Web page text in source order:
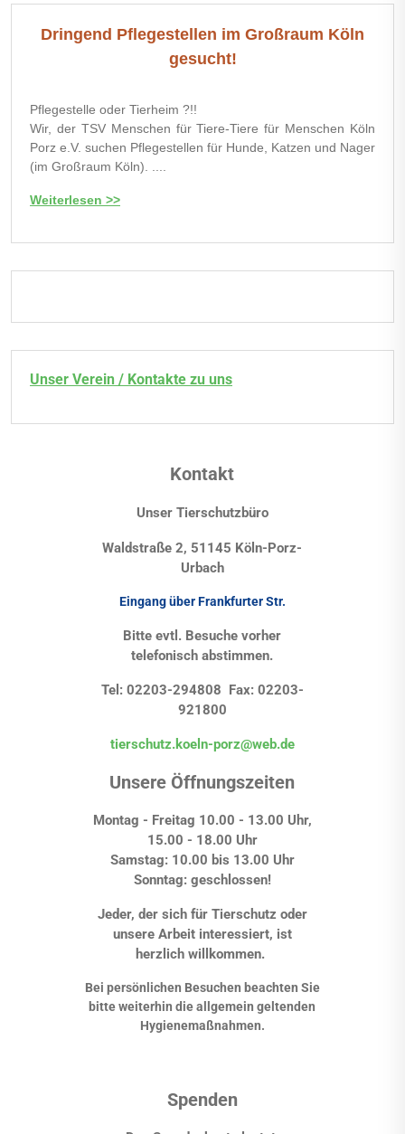
Dringend Pflegestellen im Großraum Köln
gesucht!
Pflegestelle oder Tierheim ?!!
Wir, der TSV Menschen für Tiere-Tiere für Menschen Köln
Porz e.V. suchen Pflegestellen für Hunde, Katzen und Nager
(im Großraum Köln). ....
Weiterlesen >>
Unser Verein / Kontakte zu uns
Kontakt
Unser Tierschutzbüro
Waldstraße 2, 51145 Köln-Porz-
Urbach
Eingang über Frankfurter Str.
Bitte evtl. Besuche vorher
telefonisch abstimmen.
Tel: 02203-294808 Fax: 02203-
921800
tierschutz.koeln-porz@web.de
Unsere Öffnungszeiten
Montag - Freitag 10.00 - 13.00 Uhr,
15.00 - 18.00 Uhr
Samstag: 10.00 bis 13.00 Uhr
Sonntag: geschlossen!
Jeder, der sich für Tierschutz oder
unsere Arbeit interessiert, ist
herzlich willkommen.
Bei persönlichen Besuchen beachten Sie
bitte weiterhin die allgemein geltenden
Hygienemaßnahmen.
Spenden